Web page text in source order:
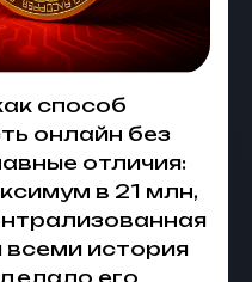
способ
онлайн без
отличия:
в 21 млн,
всеми история
его